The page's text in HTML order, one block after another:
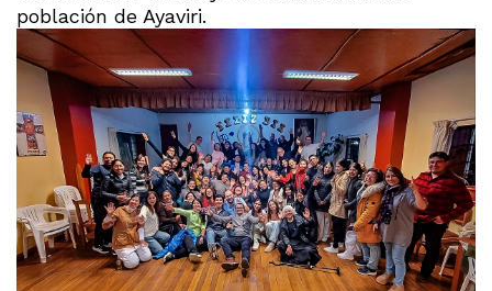
población de Ayaviri.